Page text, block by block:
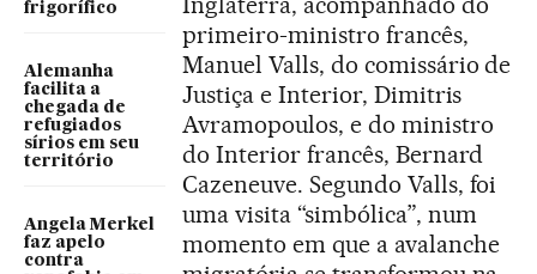
frigorífico
Alemanha
facilita a
chegada de
refugiados
sírios em seu
território
Angela Merkel
faz apelo
contra
primeiro-ministro francês,
Manuel Valls, do comissário de
Justiça e Interior, Dimitris
Avramopoulos, e do ministro
do Interior francês, Bernard
Cazeneuve. Segundo Valls, foi
uma visita “simbólica”, num
momento em que a avalanche